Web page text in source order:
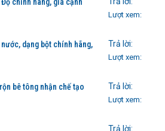
Lượt xem
dạng bột chính hãng,
Trả lời
Lượt xem
bê tông nhận chế tạo
Trả lời
Lượt xem
Trả lời